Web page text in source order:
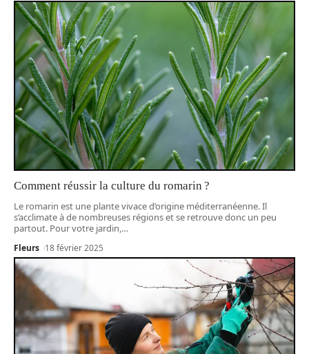
Comment réussir la culture du romarin ?
Le romarin est une plante vivace d’origine méditerranéenne. Il
s’acclimate à de nombreuses régions et se retrouve donc un peu
partout. Pour votre jardin,…
Fleurs 18 février 2025